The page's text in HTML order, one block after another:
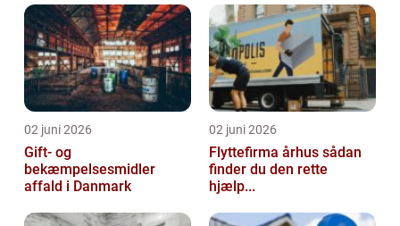
02 juni 2026
Gift- og
bekæmpelsesmidler
affald i Danmark
02 juni 2026
Flyttefirma århus sådan
finder du den rette
hjælp...